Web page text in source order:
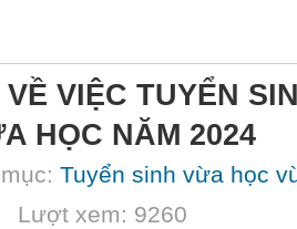
VIỆC TUYỂN
HỌC NĂM 2024
Tuyển sinh vừa học
Lượt xem: 9260